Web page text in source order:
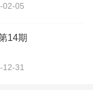
淘宝APP扫码）
02-05
14期
12-31